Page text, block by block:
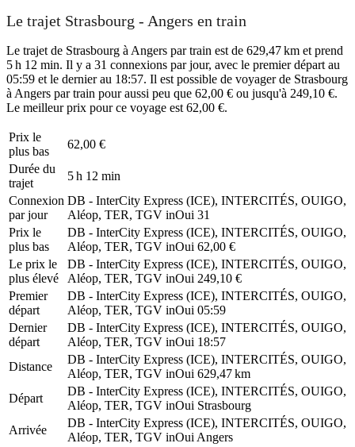
Le trajet Strasbourg - Angers en train
Le trajet de Strasbourg à Angers par train est de 629,47 km et prend
5 h 12 min. Il y a 31 connexions par jour, avec le premier départ au
05:59 et le dernier au 18:57. Il est possible de voyager de Strasbourg
à Angers par train pour aussi peu que 62,00 € ou jusqu'à 249,10 €.
Le meilleur prix pour ce voyage est 62,00 €.
Prix ​​le
plus bas
62,00 €
Durée du
trajet
5 h 12 min
Connexion
par jour
DB - InterCity Express (ICE), INTERCITÉS, OUIGO,
Aléop, TER, TGV inOui 31
Prix ​​le
plus bas
DB - InterCity Express (ICE), INTERCITÉS, OUIGO,
Aléop, TER, TGV inOui 62,00 €
Le prix le
plus élevé
DB - InterCity Express (ICE), INTERCITÉS, OUIGO,
Aléop, TER, TGV inOui 249,10 €
Premier
départ
DB - InterCity Express (ICE), INTERCITÉS, OUIGO,
Aléop, TER, TGV inOui 05:59
Dernier
départ
DB - InterCity Express (ICE), INTERCITÉS, OUIGO,
Aléop, TER, TGV inOui 18:57
Distance
DB - InterCity Express (ICE), INTERCITÉS, OUIGO,
Aléop, TER, TGV inOui 629,47 km
Départ
DB - InterCity Express (ICE), INTERCITÉS, OUIGO,
Aléop, TER, TGV inOui Strasbourg
Arrivée
DB - InterCity Express (ICE), INTERCITÉS, OUIGO,
Aléop, TER, TGV inOui Angers